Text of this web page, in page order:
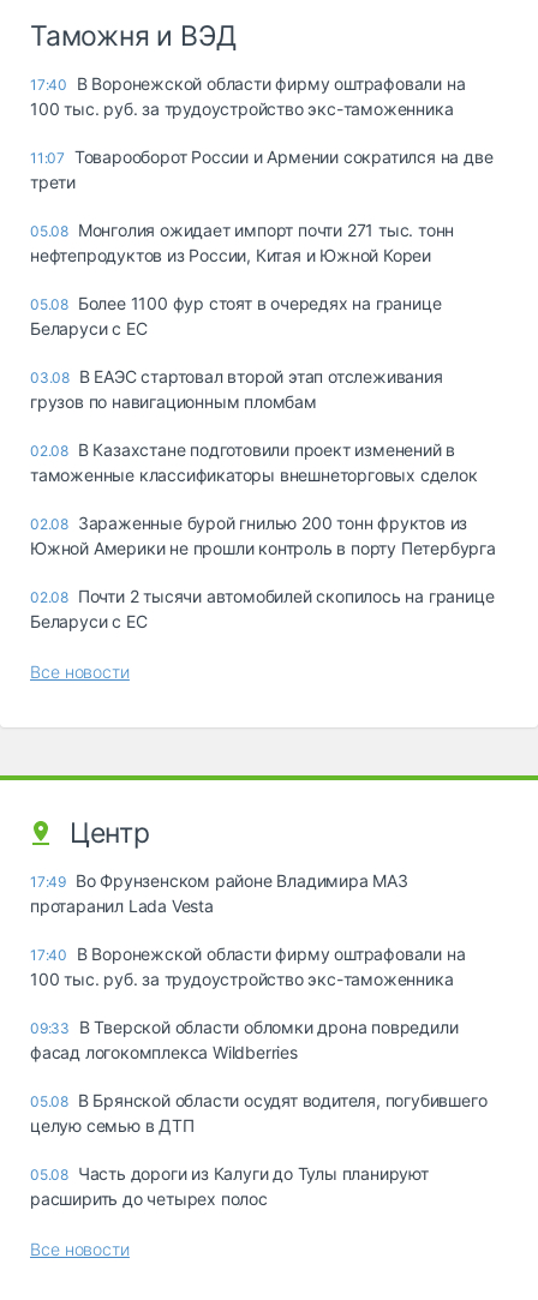
Таможня и ВЭД
17:40
В Воронежской области фирму оштрафовали на
100 тыс. руб. за трудоустройство экс-таможенника
11:07 Товарооборот России и Армении сократился на две
трети
05.08 Монголия ожидает импорт почти 271 тыс. тонн
нефтепродуктов из России, Китая и Южной Кореи
05.08 Более 1100 фур стоят в очередях на границе
Беларуси с ЕС
03.08 В ЕАЭС стартовал второй этап отслеживания
грузов по навигационным пломбам
02.08 В Казахстане подготовили проект изменений в
таможенные классификаторы внешнеторговых сделок
02.08 Зараженные бурой гнилью 200 тонн фруктов из
Южной Америки не прошли контроль в порту Петербурга
02.08 Почти 2 тысячи автомобилей скопилось на границе
Беларуси с ЕС
Все новости
Центр
17:49 Во Фрунзенском районе Владимира МАЗ
протаранил Lada Vesta
17:40
В Воронежской области фирму оштрафовали на
100 тыс. руб. за трудоустройство экс-таможенника
09:33
В Тверской области обломки дрона повредили
фасад логокомплекса Wildberries
05.08 В Брянской области осудят водителя, погубившего
целую семью в ДТП
05.08 Часть дороги из Калуги до Тулы планируют
расширить до четырех полос
Все новости